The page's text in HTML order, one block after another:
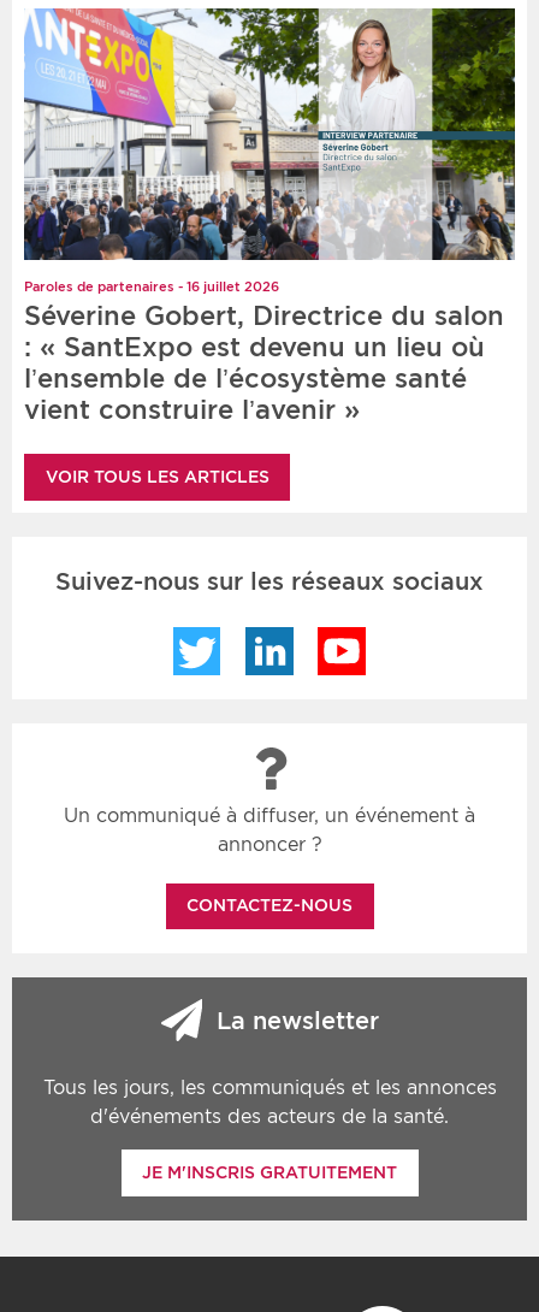
Paroles de partenaires - 16 juillet 2026
Séverine Gobert, Directrice du salon
: « SantExpo est devenu un lieu où
l’ensemble de l’écosystème santé
vient construire l’avenir »
VOIR TOUS LES ARTICLES
Suivez-nous sur les réseaux sociaux
Twitter LinkedIn
Un communiqué à diffuser, un événement à
annoncer ?
CONTACTEZ-NOUS
La newsletter
Tous les jours, les communiqués et les annonces
d'événements des acteurs de la santé.
JE M'INSCRIS GRATUITEMENT